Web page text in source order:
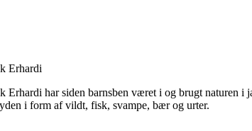
Erhardi
Erhardi har siden barnsben været i og brugt naturen i
i form af vildt, fisk, svampe, bær og urter.